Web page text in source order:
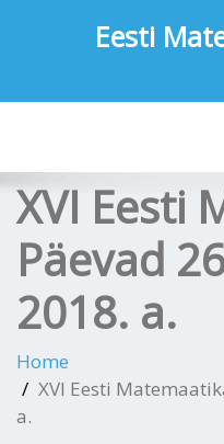
Eesti
XVI Eesti
Päevad
2018. a.
Home
XVI Eesti
a.